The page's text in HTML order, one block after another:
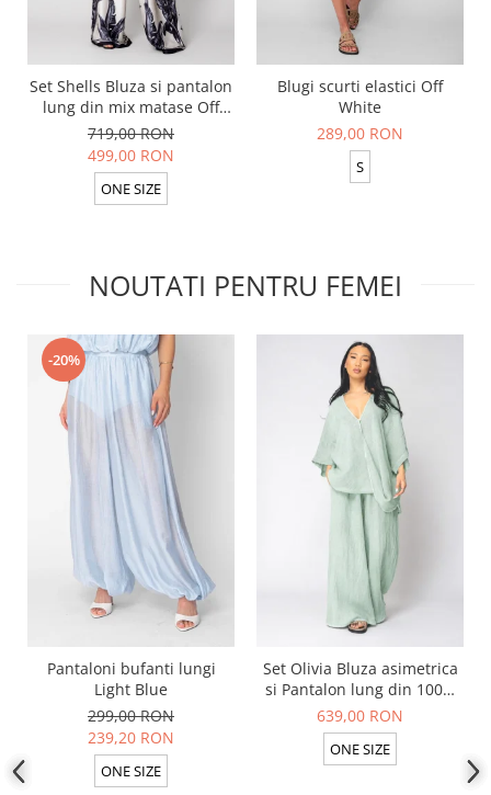
Set Shells Bluza si pantalon
lung din mix matase Off
White/ Black
719,00 RON
499,00 RON
ONE SIZE
Blugi scurti elastici Off
White
289,00 RON
S
NOUTATI PENTRU FEMEI
-20%
Pantaloni bufanti lungi
Light Blue
299,00 RON
239,20 RON
ONE SIZE
Set Olivia Bluza asimetrica
si Pantalon lung din 100%
in Light Olive
639,00 RON
ONE SIZE